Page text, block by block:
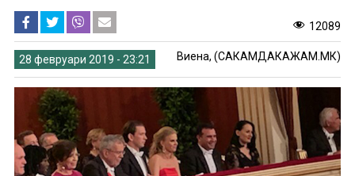
12089
28 февруари 2019 - 23:21 Виена, (САКАМДАКАЖАМ.МК)